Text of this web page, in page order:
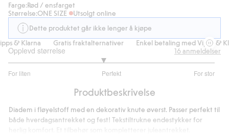
Farge:Rød / ensfarget
Størrelse:ONE SIZE
Utsolgt online
Dette produktet går ikke lenger å kjøpe
& Klarna
Gratis fraktalternativer Enkel betaling med Vipps &
Opplevd størrelse
For liten Perfekt For stor
av
12
stemmer
16 anmeldelser
Produktbeskrivelse
Diadem i fløyelstoff med en dekorativ knute øverst. Passer perfekt til
både hverdagsantrekket og fest! Tekstiltrukne endestykker for